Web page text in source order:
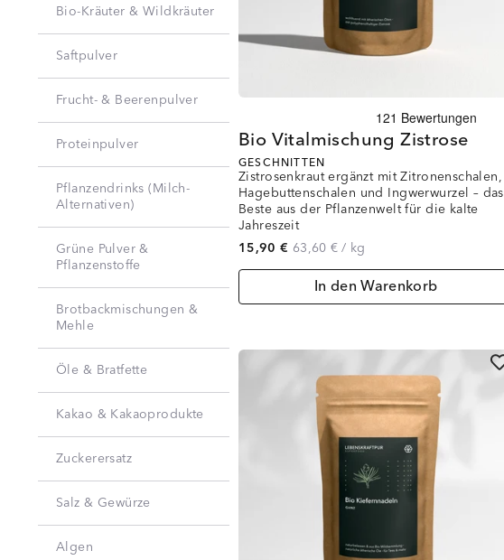
Bio-Kräuter & Wildkräuter
Saftpulver
Frucht- & Beerenpulver
Proteinpulver
Pflanzendrinks (Milch-
Alternativen)
Grüne Pulver &
Pflanzenstoffe
Brotbackmischungen &
Mehle
Öle & Bratfette
Kakao & Kakaoprodukte
Zuckerersatz
Salz & Gewürze
Algen
Bio Vitalmischung Zistrose
GESCHNITTEN
Zistrosenkraut ergänzt mit Zitronenschalen,
Hagebuttenschalen und Ingwerwurzel – das
Beste aus der Pflanzenwelt für die kalte
Jahreszeit
15,90 € 63,60 €/ kg
In den Warenkorb